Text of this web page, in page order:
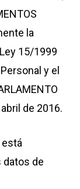
la
15/1999
y el
abril de 2016.
está
datos de